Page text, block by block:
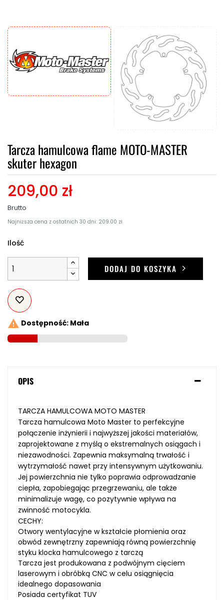
Tarcza hamulcowa flame MOTO-MASTER
skuter hexagon
209,00 zł
Brutto
Najniższa cena z ostatnich 30 dni: 209.00 zł
Ilość
DODAJ DO KOSZYKA
 Dostępność: Mała
OPIS
TARCZA HAMULCOWA MOTO MASTER
Tarcza hamulcowa Moto Master to perfekcyjne
połączenie inżynierii i najwyższej jakości materiałów,
zaprojektowane z myślą o ekstremalnych osiągach i
niezawodności. Zapewnia maksymalną trwałość i
wytrzymałość nawet przy intensywnym użytkowaniu.
Jej powierzchnia nie tylko poprawia odprowadzanie
ciepła, zapobiegając przegrzewaniu, ale także
minimalizuje wagę, co pozytywnie wpływa na
zwinność motocykla.
CECHY:
Otwory wentylacyjne w kształcie płomienia oraz
obwód zewnętrzny zapewniają równą powierzchnię
styku klocka hamulcowego z tarczą
Tarcza jest produkowana z podwójnym cięciem
laserowym i obróbką CNC w celu osiągnięcia
idealnego dopasowania
Posiada certyfikat TUV